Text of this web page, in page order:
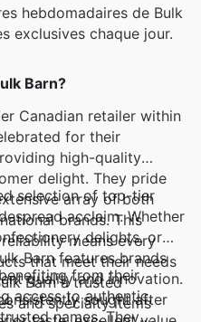
hebdomadaires de Bulk
exclusives chaque jour.
Barn?
Canadian retailer within
for their
high-quality
delight. They pride
array of both
brands. This
means every
that meet their needs
Barn a trusted
and specialty items
selection of top-tier
acclaim. Whether
delights, or
Barn features brands
quality and innovation.
sought after
from their
access to authentic,
names. They